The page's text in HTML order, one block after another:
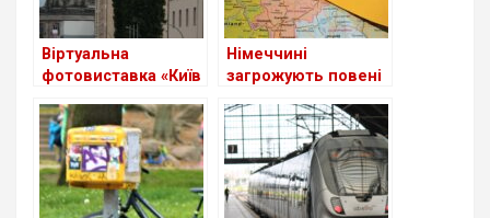
Віртуальна
фотовиставка «Київ
Європи» на сайті
Бундестагу
Німеччині
загрожують повені